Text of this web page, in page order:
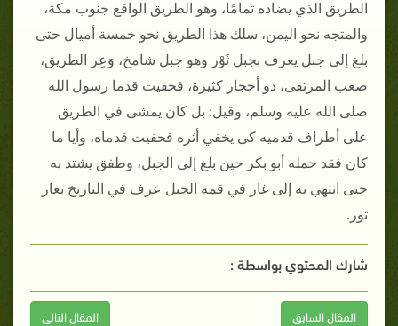
الطريق الذي يضاده تمامًا، وهو الطريق الواقع جنوب مكة،
والمتجه نحو اليمن، سلك هذا الطريق نحو خمسة أميال حتى
بلغ إلى جبل يعرف بجبل ثَوْر وهو جبل شامخ، وَعِر الطريق،
صعب المرتقى، ذو أحجار كثيرة، فحفيت قدما رسول الله
صلى الله عليه وسلم، وقيل‏:‏ بل كان يمشى في الطريق
على أطراف قدميه كى يخفي أثره فحفيت قدماه، وأيا ما
كان فقد حمله أبو بكر حين بلغ إلى الجبل، وطفق يشتد به
حتى انتهي به إلى غار في قمة الجبل عرف في التاريخ بغار
ثور‏.
شارك المحتوي بواسطة :
المقال السابق المقال التالى